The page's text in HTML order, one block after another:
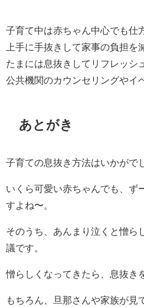
子育て中は赤ちゃん中心でも仕
上手に手抜きして家事の負担を
たまには息抜きしてリフレッシ
公共機関のカウンセリングやイ
あとがき
子育ての息抜き方法はいかがで
いくら可愛い赤ちゃんでも、ず
すよね〜。
そのうち、あんまり泣くと憎ら
議です。
憎らしくなってきたら、息抜き
もちろん、旦那さんや家族が見